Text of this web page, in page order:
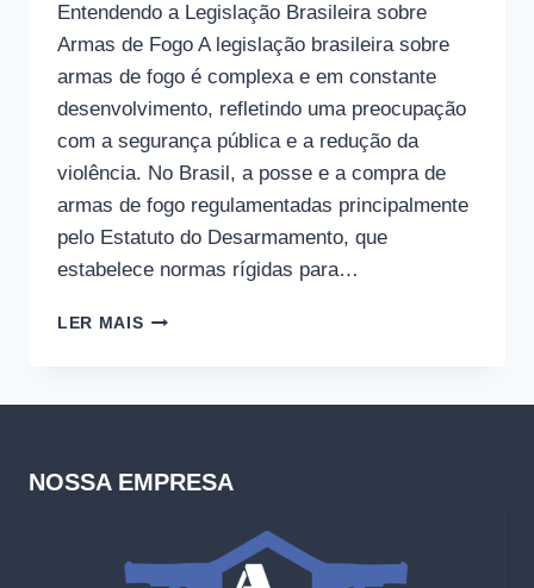
Entendendo a Legislação Brasileira sobre
Armas de Fogo A legislação brasileira sobre
armas de fogo é complexa e em constante
desenvolvimento, refletindo uma preocupação
com a segurança pública e a redução da
violência. No Brasil, a posse e a compra de
armas de fogo regulamentadas principalmente
pelo Estatuto do Desarmamento, que
estabelece normas rígidas para…
LER MAISARMAS
NOSSA EMPRESA